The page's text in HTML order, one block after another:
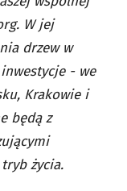
W jej
drzew w
- we
Krakowie i
będą z
życia.